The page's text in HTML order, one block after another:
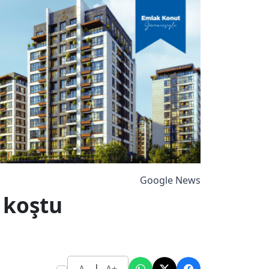
Google News